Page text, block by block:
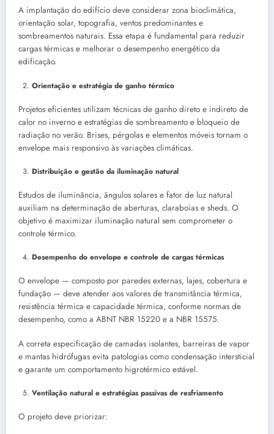
A implantação do edifício deve considerar zona bioclimática,
orientação solar, topografia, ventos predominantes e
sombreamentos naturais. Essa etapa é fundamental para reduzir
cargas térmicas e melhorar o desempenho energético da
edificação.
Orientação e estratégia de ganho térmico
Projetos eficientes utilizam técnicas de ganho direto e indireto de
calor no inverno e estratégias de sombreamento e bloqueio de
radiação no verão. Brises, pérgolas e elementos móveis tornam o
envelope mais responsivo às variações climáticas.
Distribuição e gestão da iluminação natural
Estudos de iluminância, ângulos solares e fator de luz natural
auxiliam na determinação de aberturas, claraboias e sheds. O
objetivo é maximizar iluminação natural sem comprometer o
controle térmico.
Desempenho do envelope e controle de cargas térmicas
O envelope — composto por paredes externas, lajes, cobertura e
fundação — deve atender aos valores de transmitância térmica,
resistência térmica e capacidade térmica, conforme normas de
desempenho, como a ABNT NBR 15220 e a NBR 15575.
A correta especificação de camadas isolantes, barreiras de vapor
e mantas hidrófugas evita patologias como condensação intersticial
e garante um comportamento higrotérmico estável.
Ventilação natural e estratégias passivas de resfriamento
O projeto deve priorizar: